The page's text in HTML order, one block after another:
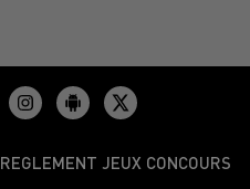
REGLEMENT JEUX CONCOURS